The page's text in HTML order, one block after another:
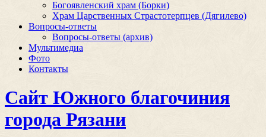
Богоявленский храм (Борки)
Храм Царственных Страстотерпцев (Дягилево)
Вопросы-ответы
Вопросы-ответы (архив)
Мультимедиа
Фото
Контакты
Сайт Южного благочиния
города Рязани